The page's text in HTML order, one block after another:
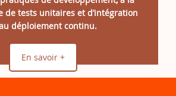
de tests unitaires et d’intégration
déploiement continu.
En savoir +